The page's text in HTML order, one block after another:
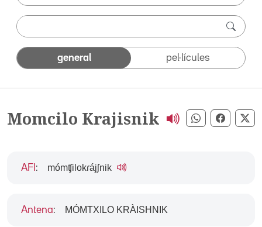
general pel·lícules
Momcilo Krajisnik Compartir
AFI : mómʧilokɾájʃnik
Antena: MÓMTXILO KRÀISHNIK